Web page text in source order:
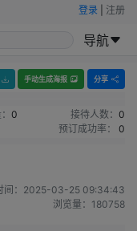
登录 注册
导航
手动生成海报 分享
0 接待人数： 0
预订成功率：
0
： 2025-03-25 09:34:43
浏览量： 180758